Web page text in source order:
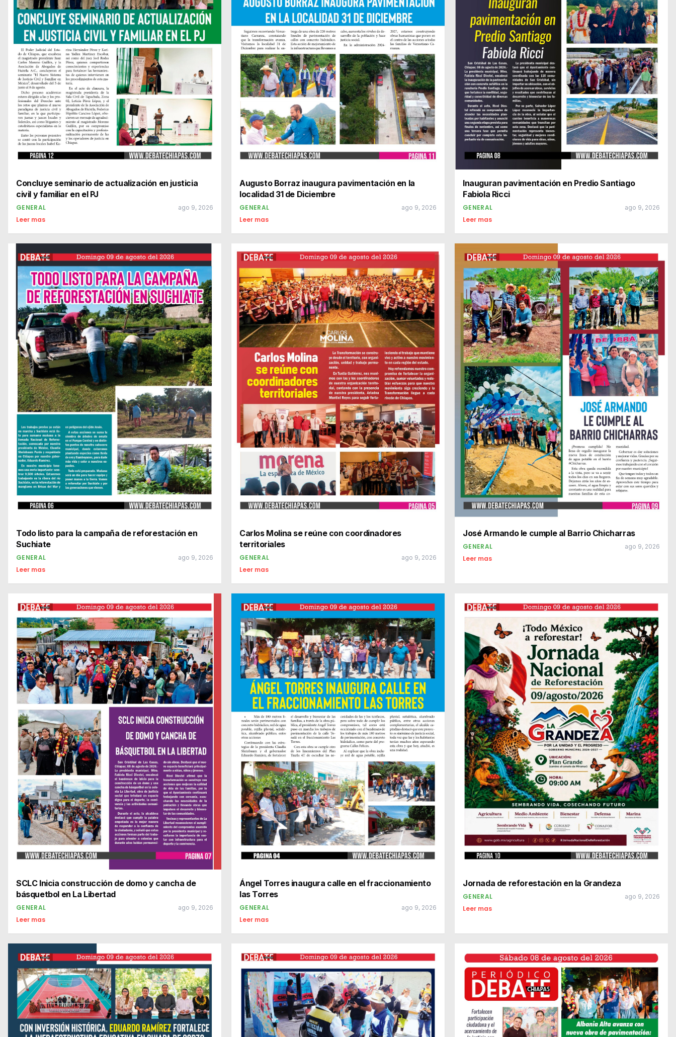
Concluye seminario de actualización en justicia
civil y familiar en el PJ
GENERAL ago 9, 2026
Leer mas
Augusto Borraz inaugura pavimentación en la
localidad 31 de Diciembre
GENERAL ago 9, 2026
Leer mas
Inauguran pavimentación en Predio Santiago
Fabiola Ricci
GENERAL ago 9, 2026
Leer mas
Todo listo para la campaña de reforestación en
Suchiate
GENERAL ago 9, 2026
Leer mas
Carlos Molina se reúne con coordinadores
territoriales
GENERAL ago 9, 2026
Leer mas
José Armando le cumple al Barrio Chicharras
GENERAL ago 9, 2026
Leer mas
SCLC Inicia construcción de domo y cancha de
básquetbol en La Libertad
GENERAL ago 9, 2026
Leer mas
Ángel Torres inaugura calle en el fraccionamiento
las Torres
GENERAL ago 9, 2026
Leer mas
Jornada de reforestación en la Grandeza
GENERAL ago 9, 2026
Leer mas